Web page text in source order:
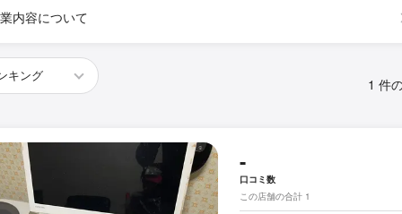
内容について
1 件
-
口コミ数
この店舗の合計 1